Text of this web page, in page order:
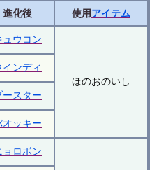
進化後 使用アイテム
ュウコン
ほのおのいし
インディ
ースター
オッキー
ョロボン